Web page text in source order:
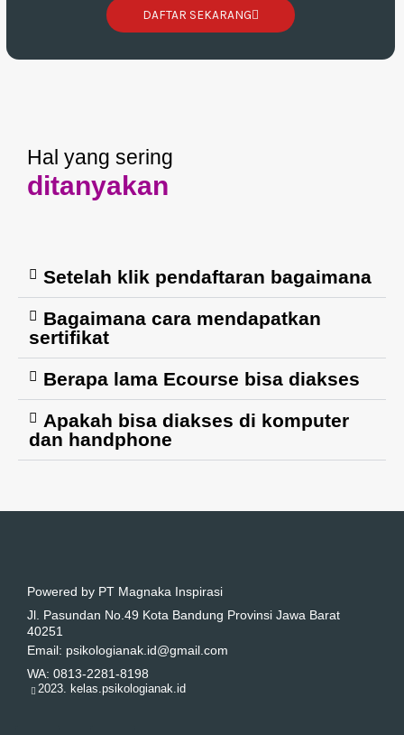
DAFTAR SEKARANG
Hal yang sering
ditanyakan
Setelah klik pendaftaran bagaimana
Bagaimana cara mendapatkan
sertifikat
Berapa lama Ecourse bisa diakses
Apakah bisa diakses di komputer
dan handphone
Powered by PT Magnaka Inspirasi
Jl. Pasundan No.49 Kota Bandung Provinsi Jawa Barat
40251
Email: psikologianak.id@gmail.com
WA: 0813-2281-8198
2023. kelas.psikologianak.id